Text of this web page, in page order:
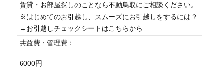
賃貸・お部屋探しのことなら不動鳥取にご相談ください。
※はじめてのお引越し、スムーズにお引越しをするには？
→お引越しチェックシートはこちらから
共益費・管理費：
6000円